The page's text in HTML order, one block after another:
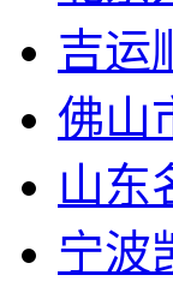
吉运
佛山
山东
宁波